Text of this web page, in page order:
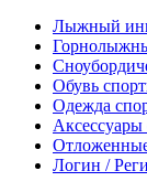
Лыжный
Обувь
Одежда
Логин /